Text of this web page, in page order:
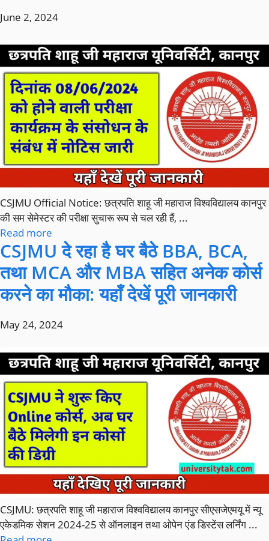
June 2, 2024
CSJMU Official Notice: छत्रपति शाहू जी महाराज विश्वविद्यालय कानपुर
की सम सेमेस्टर की परीक्षा सुचारू रूप से चल रही हैं, ...
Read more
CSJMU दे रहा है घर बैठे BBA, BCA,
तथा MCA और MBA सहित अनेक कोर्स
करने का मौका: यहाँ देखें पूरी जानकारी
May 24, 2024
CSJMU: छत्रपति शाहू जी महाराज विश्वविद्यालय कानपुर सीएसजेएमयू में न्यू
एकेडमिक सेशन 2024-25 से ऑनलाइन तथा ओपेन एंड डिस्टेंस लर्निंग ...